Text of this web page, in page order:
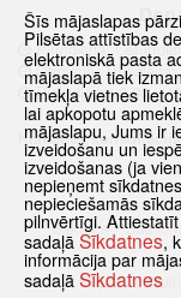
Pirmdiena,
Otrdiena, Trešdiena:
Piektdiena: 8.30 –
Klātienes
Sākums
© 2021 Rīgas
Šīs mājaslapas
Pilsētas attīstības
elektroniskā pasta
mājaslapā tiek
tīmekļa vietnes
lai apkopotu
mājaslapu, Jums ir
izveidošanu un
izveidošanas (ja
nepieņemt
nepieciešamās
pilnvērtīgi.
sadaļā Sīkdatnes,
informācija par
sadaļā Sīkdatnes